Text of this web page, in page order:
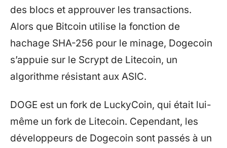
des blocs et approuver les transactions.
Alors que Bitcoin utilise la fonction de
hachage SHA-256 pour le minage, Dogecoin
s’appuie sur le Scrypt de Litecoin, un
algorithme résistant aux ASIC.
DOGE est un fork de LuckyCoin, qui était lui-
même un fork de Litecoin. Cependant, les
développeurs de Dogecoin sont passés à un